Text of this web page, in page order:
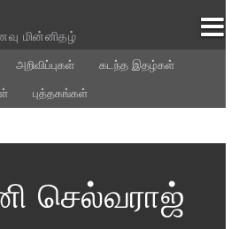
மின்னிதழ்
அறிவிப்புகள்
கடந்த இதழ்கள்
புத்தகங்கள்
செல்வராஜ்